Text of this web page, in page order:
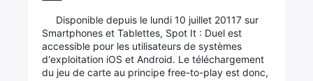
Disponible depuis le lundi 10 juillet 20117 sur
Smartphones et Tablettes, Spot It : Duel est
accessible pour les utilisateurs de systèmes
d'exploitation iOS et Android. Le téléchargement
du jeu de carte au principe free-to-play est donc,